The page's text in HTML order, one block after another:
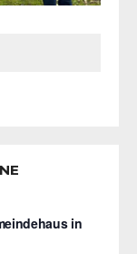
in